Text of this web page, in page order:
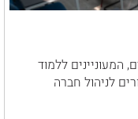
המעוניינים ללמוד
לניהול חברה